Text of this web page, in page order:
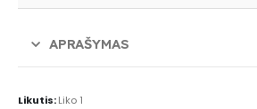
APRAŠYMAS
Likutis:Liko 1